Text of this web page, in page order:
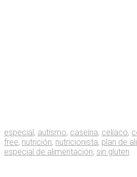
especial, autismo, caseína, celíaco,
free, nutrición, nutricionista, plan de
especial de alimentación, sin gluten